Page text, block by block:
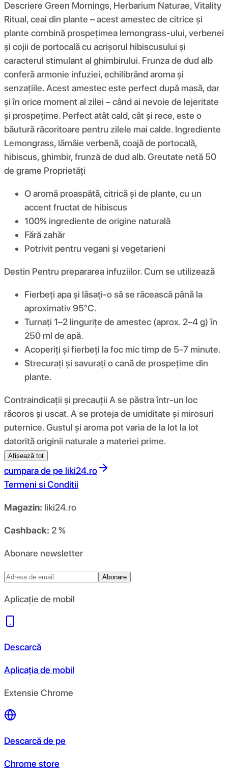
Descriere Green Mornings, Herbarium Naturae, Vitality
Ritual, ceai din plante – acest amestec de citrice și
plante combină prospețimea lemongrass-ului, verbenei
și cojii de portocală cu acrișorul hibiscusului și
caracterul stimulant al ghimbirului. Frunza de dud alb
conferă armonie infuziei, echilibrând aroma și
senzațiile. Acest amestec este perfect după masă, dar
și în orice moment al zilei – când ai nevoie de lejeritate
și prospețime. Perfect atât cald, cât și rece, este o
băutură răcoritoare pentru zilele mai calde. Ingrediente
Lemongrass, lămâie verbenă, coajă de portocală,
hibiscus, ghimbir, frunză de dud alb. Greutate netă 50
de grame Proprietăți
O aromă proaspătă, citrică și de plante, cu un
accent fructat de hibiscus
100% ingrediente de origine naturală
Fără zahăr
Potrivit pentru vegani și vegetarieni
Destin Pentru prepararea infuziilor. Cum se utilizează
Fierbeți apa și lăsați-o să se răcească până la
aproximativ 95°C.
Turnați 1–2 lingurițe de amestec (aprox. 2–4 g) în
250 ml de apă.
Acoperiți și fierbeți la foc mic timp de 5-7 minute.
Strecurați și savurați o cană de prospețime din
plante.
Contraindicații și precauții A se păstra într-un loc
răcoros și uscat. A se proteja de umiditate și mirosuri
puternice. Gustul și aroma pot varia de la lot la lot
datorită originii naturale a materiei prime.
Afișează tot
cumpara de pe liki24.ro
Termeni si Conditii
Magazin: liki24.ro
Cashback: 2 %
Abonare newsletter
Abonare
Aplicație de mobil
Descarcă
Aplicația de mobil
Extensie Chrome
Descarcă de pe
Chrome store